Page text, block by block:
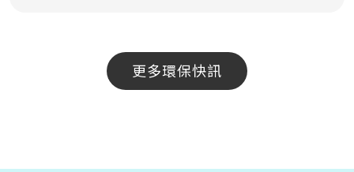
更多環保快訊